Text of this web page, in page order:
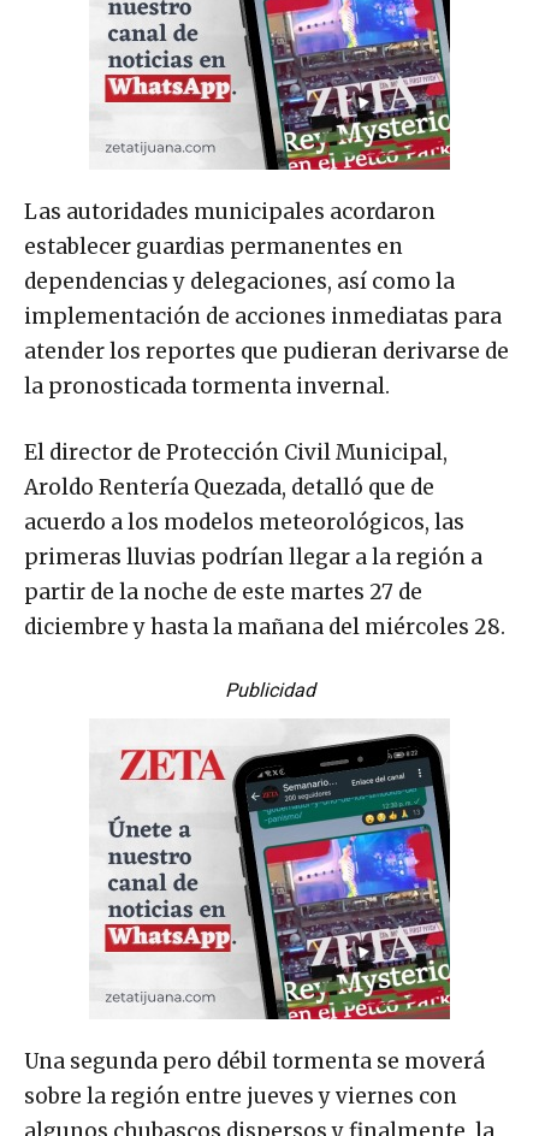
Las autoridades municipales acordaron
establecer guardias permanentes en
dependencias y delegaciones, así como la
implementación de acciones inmediatas para
atender los reportes que pudieran derivarse de
la pronosticada tormenta invernal.
El director de Protección Civil Municipal,
Aroldo Rentería Quezada, detalló que de
acuerdo a los modelos meteorológicos, las
primeras lluvias podrían llegar a la región a
partir de la noche de este martes 27 de
diciembre y hasta la mañana del miércoles 28.
Publicidad
Una segunda pero débil tormenta se moverá
sobre la región entre jueves y viernes con